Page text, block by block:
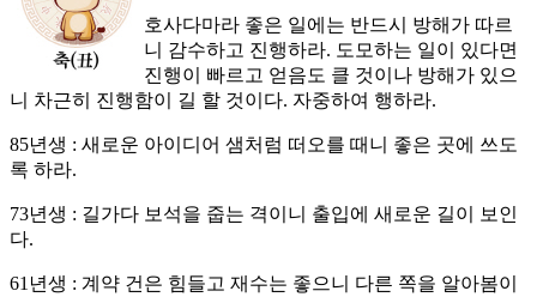
호사다마라 좋은 일에는 반드시 방해가 따르
니 감수하고 진행하라. 도모하는 일이 있다면
진행이 빠르고 얻음도 클 것이나 방해가 있으
니 차근히 진행함이 길 할 것이다. 자중하여 행하라.
85년생 : 새로운 아이디어 샘처럼 떠오를 때니 좋은 곳에 쓰도
록 하라.
73년생 : 길가다 보석을 줍는 격이니 출입에 새로운 길이 보인
다.
61년생 : 계약 건은 힘들고 재수는 좋으니 다른 쪽을 알아봄이